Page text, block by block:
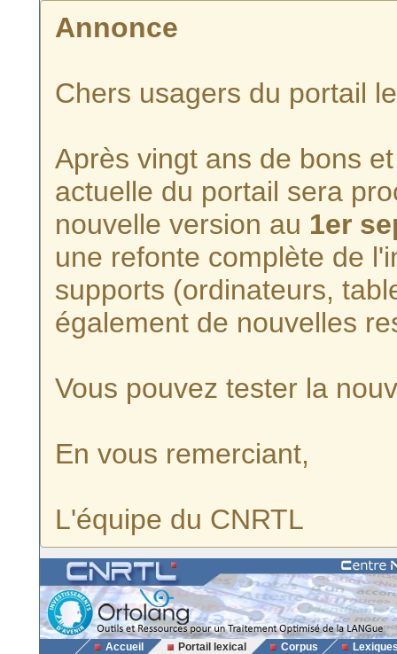
Annonce
Chers usagers du portail
Après vingt ans de bons
actuelle du portail sera
nouvelle version au 1er
une refonte complète de
supports (ordinateurs,
également de nouvelles
Vous pouvez tester la
En vous remerciant,
L'équipe du CNRTL
Accueil Portail lexical Corpus